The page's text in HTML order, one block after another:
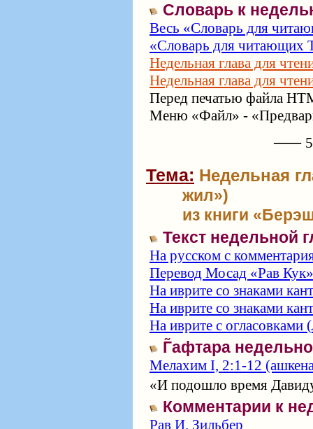
Словарь к
Весь «Словарь для
«Словарь для читающих
Недельная глава для
Недельная глава для
Перед печатью файла
Меню «Файл» -
⸺
Тема: Недельная
жил»)
из книги
Текст недельной
На русском с
Перевод Мосад «Рав Кук»
На иврите со знаками
На иврите со знаками
На иврите с огласовками (
Г̃афтара
Мелахим I, 2:1-12
«И подошло время
Комментарии к
Рав И. Зильбер